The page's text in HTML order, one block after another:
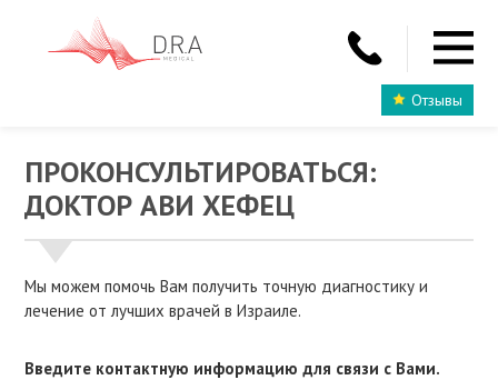
Отзывы
ПРОКОНСУЛЬТИРОВАТЬСЯ:
ДОКТОР АВИ ХЕФЕЦ
Мы можем помочь Вам получить точную диагностику и
лечение от лучших врачей в Израиле.
Введите контактную информацию для связи с Вами.